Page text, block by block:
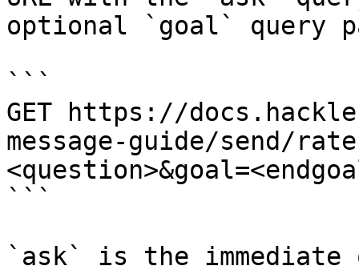
optional `goal` query
```
GET https://
message-guide/send/
```
`ask` is the